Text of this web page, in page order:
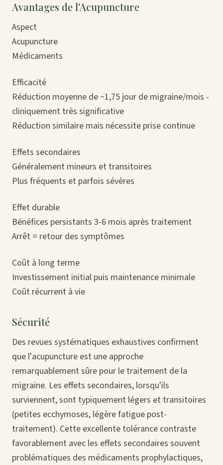
Avantages de l'Acupuncture
Aspect
Acupuncture
Médicaments
Efficacité
Réduction moyenne de ~1,75 jour de migraine/mois -
cliniquement très significative
Réduction similaire mais nécessite prise continue
Effets secondaires
Généralement mineurs et transitoires
Plus fréquents et parfois sévères
Effet durable
Bénéfices persistants 3-6 mois après traitement
Arrêt = retour des symptômes
Coût à long terme
Investissement initial puis maintenance minimale
Coût récurrent à vie
Sécurité
Des revues systématiques exhaustives confirment
que l'acupuncture est une approche
remarquablement sûre pour le traitement de la
migraine. Les effets secondaires, lorsqu'ils
surviennent, sont typiquement légers et transitoires
(petites ecchymoses, légère fatigue post-
traitement). Cette excellente tolérance contraste
favorablement avec les effets secondaires souvent
problématiques des médicaments prophylactiques,